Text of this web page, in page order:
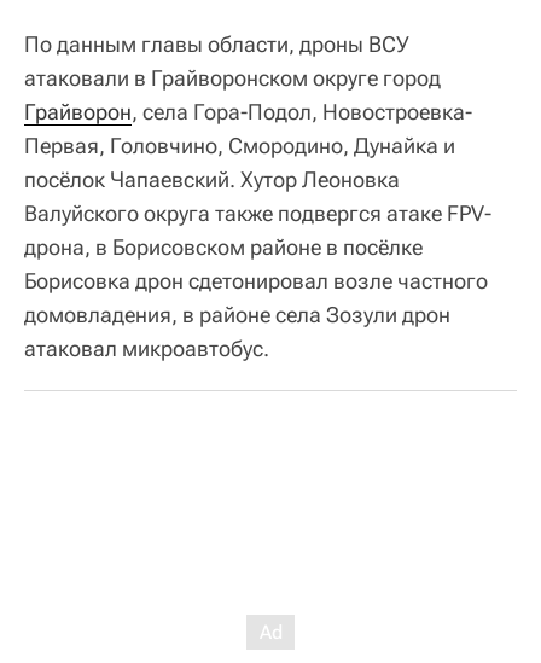
По данным главы области, дроны ВСУ
атаковали в Грайворонском округе город
Грайворон, села Гора-Подол, Новостроевка-
Первая, Головчино, Смородино, Дунайка и
посёлок Чапаевский. Хутор Леоновка
Валуйского округа также подвергся атаке FPV-
дрона, в Борисовском районе в посёлке
Борисовка дрон сдетонировал возле частного
домовладения, в районе села Зозули дрон
атаковал микроавтобус.